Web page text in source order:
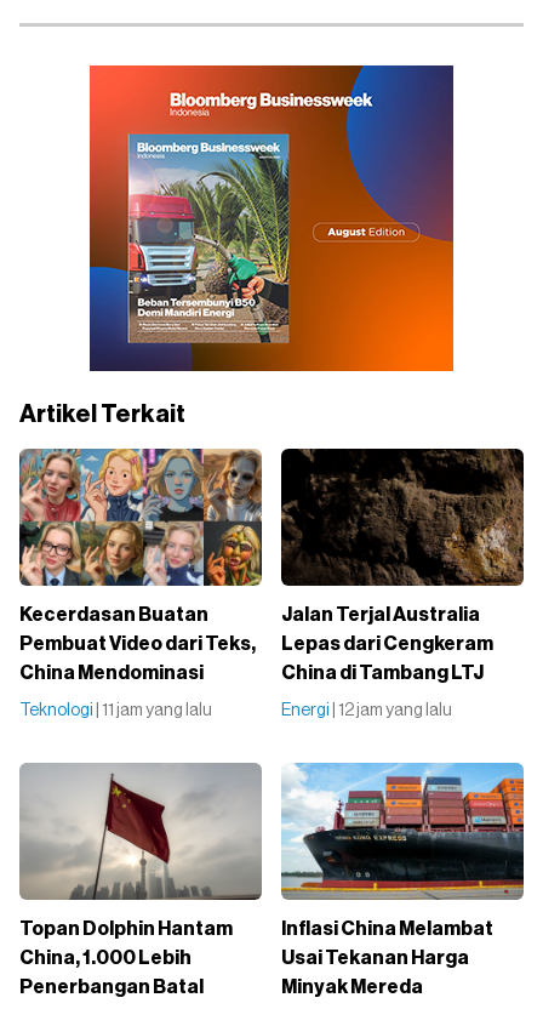
Artikel Terkait
Kecerdasan Buatan
Pembuat Video dari Teks,
China Mendominasi
Teknologi | 11 jam yang lalu
Jalan Terjal Australia
Lepas dari Cengkeram
China di Tambang LTJ
Energi | 12 jam yang lalu
Topan Dolphin Hantam
China, 1.000 Lebih
Penerbangan Batal
Inflasi China Melambat
Usai Tekanan Harga
Minyak Mereda